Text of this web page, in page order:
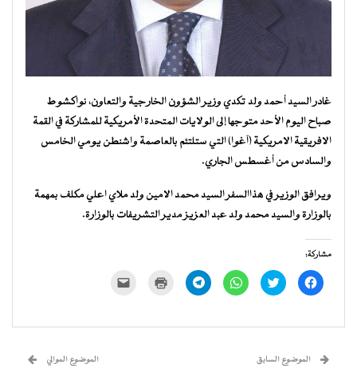
غادر السيد أحمد ولد تكدي وزير الشؤون الخارجية والتعاون، نواكشوط
صباح اليوم الأحد متوجها إلى الولايات المتحدة الأمريكية للمشاركة في القمة
الافريقية الامريكية (آغوا) التي ستلتئم بالعاصمة واشنطن يومي الخامس
والسادس من أغسطس الجاري.
ويرافق الوزير في هذاالسفر السيد محمد الامين ولد ملاي اعلي مكلف بمهمة
بالوزارة والسيد محمد ولد عبد العزيز مدير التشريفات بالوزارة.
مشاركة:
انقر
للمشاركة
في
اضغط
للمشاركة
في
انقر
للمشاركة
في
انقر
للمشاركة
في
للطباعة
جديدة) الإلكتروني
الموضوع السابق الموضوع الموالي